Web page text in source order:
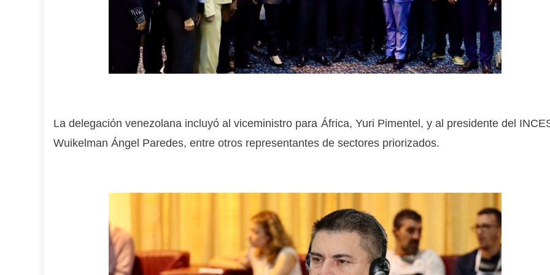
La delegación venezolana incluyó al viceministro para África, Yuri Pimentel, y al presidente del
Wuikelman Ángel Paredes, entre otros representantes de sectores priorizados.